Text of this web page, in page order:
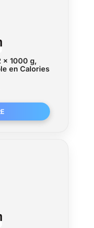
x 1000 g,
en Calories